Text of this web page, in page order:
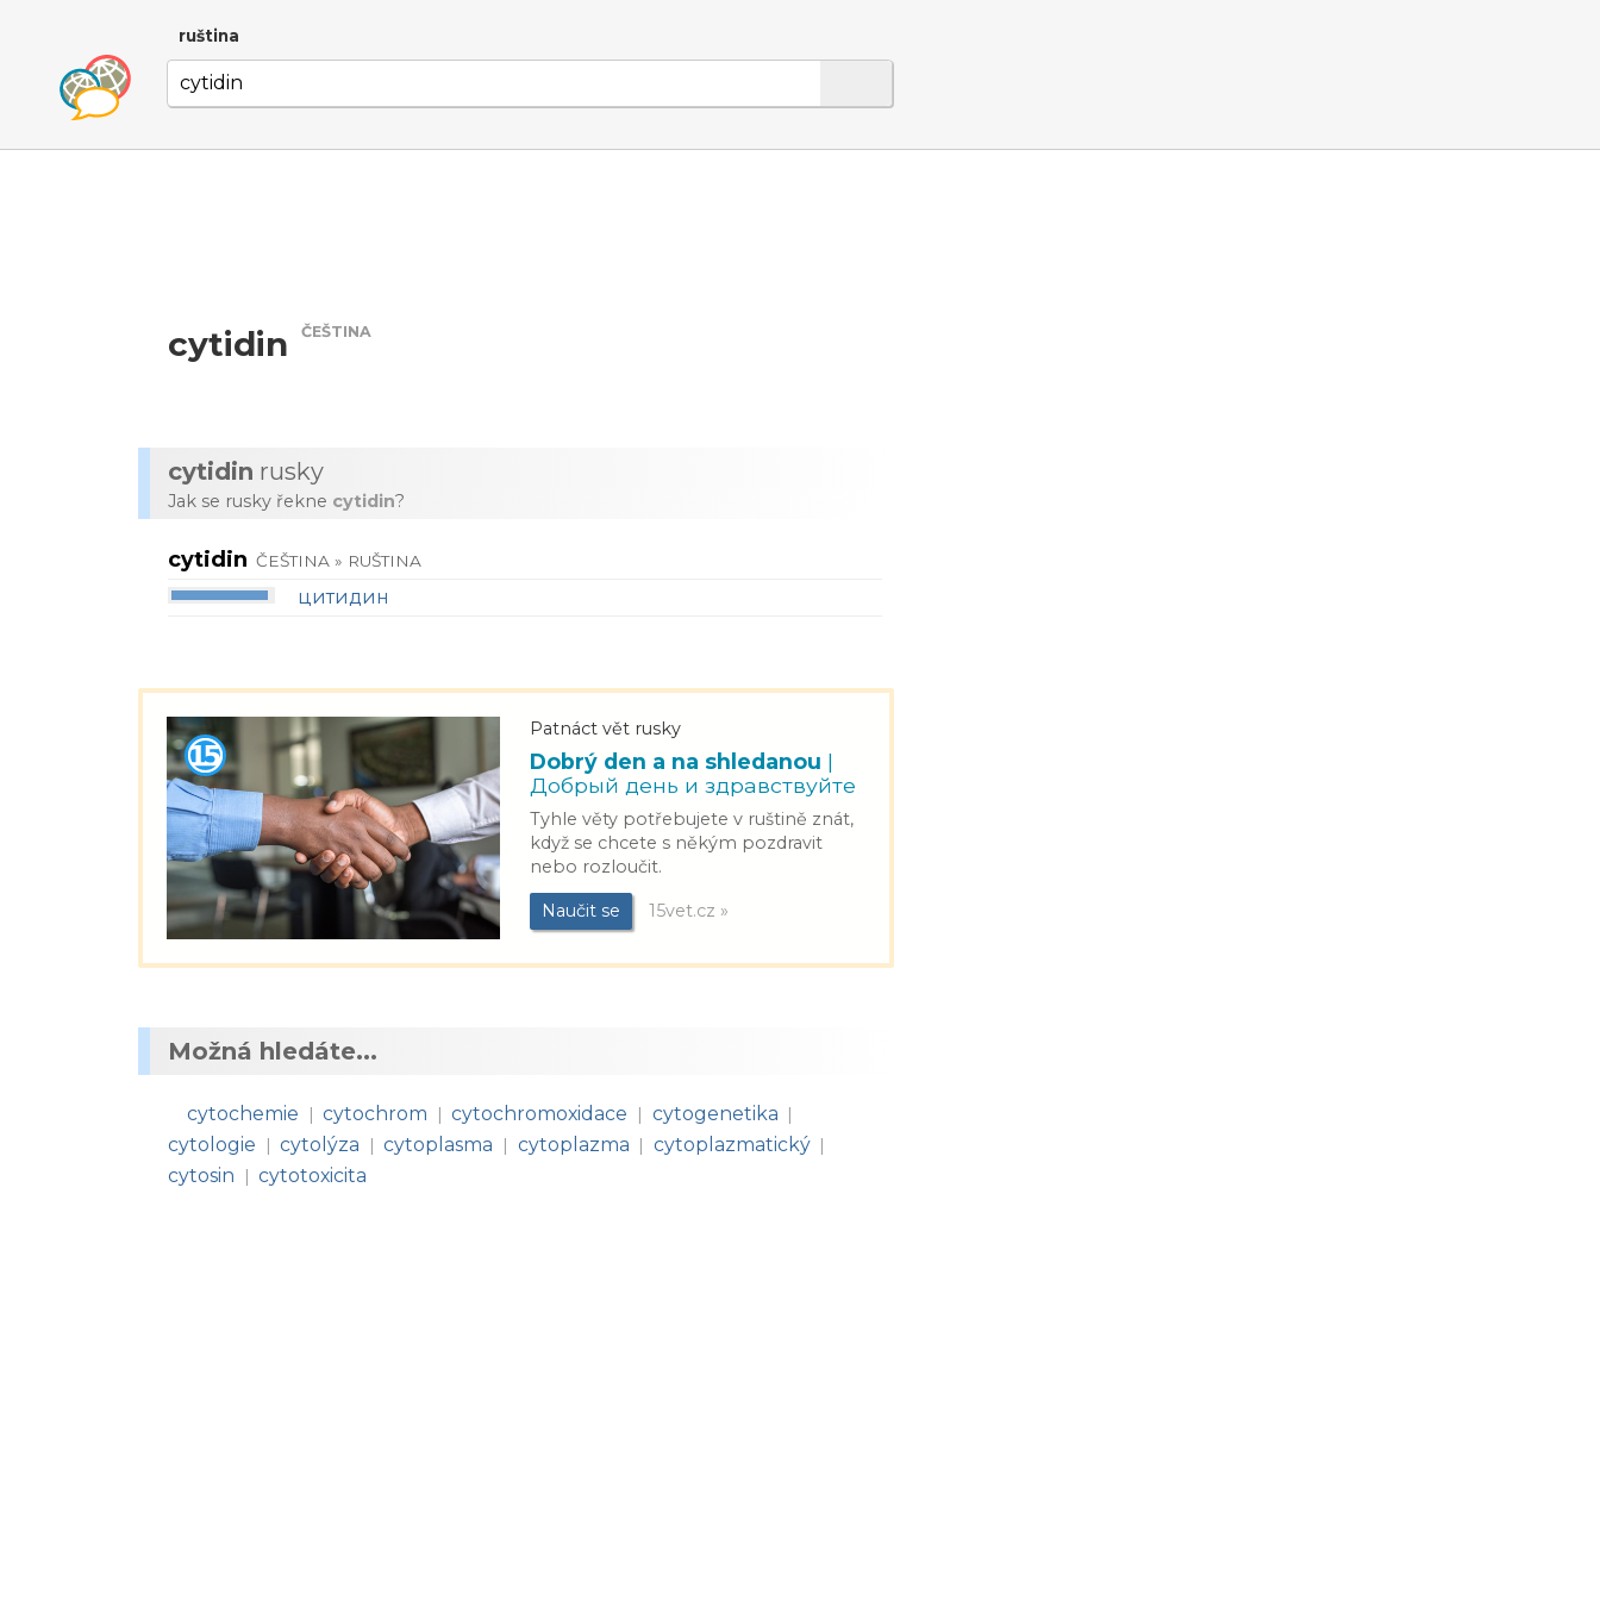
ruština
cytidin ČEŠTINA
cytidin rusky
Jak se rusky řekne cytidin?
cytidin ČEŠTINA » RUŠTINA
цитидин
Patnáct vět rusky
Dobrý den a na shledanou |
Добрый день и здравствуйте
Tyhle věty potřebujete v ruštině znát,
když se chcete s někým pozdravit
nebo rozloučit.
Naučit se 15vet.cz »
Možná hledáte...
cytochemie | cytochrom | cytochromoxidace | cytogenetika |
cytologie | cytolýza | cytoplasma | cytoplazma | cytoplazmatický |
cytosin | cytotoxicita